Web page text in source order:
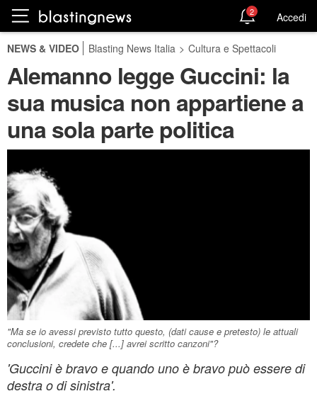
2 Accedi
NEWS & VIDEO Blasting News Italia > Cultura e Spettacoli
Alemanno legge Guccini: la
sua musica non appartiene a
una sola parte politica
"Ma se io avessi previsto tutto questo, (dati cause e pretesto) le attuali
conclusioni, credete che [...] avrei scritto canzoni"?
'Guccini è bravo e quando uno è bravo può essere di
destra o di sinistra'.